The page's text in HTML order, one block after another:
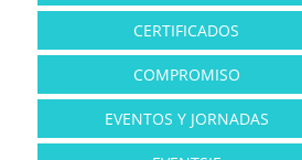
CERTIFICADOS
COMPROMISO
EVENTOS Y JORNADAS